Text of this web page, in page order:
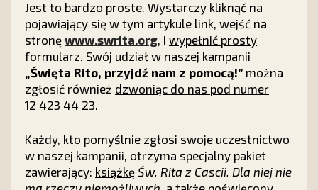
Jest to bardzo proste. Wystarczy kliknąć na
pojawiający się w tym artykule link, wejść na
stronę www.swrita.org , i wypełnić prosty
formularz . Swój udział w naszej kampanii
„Święta Rito, przyjdź nam z pomocą!” można
zgłosić również dzwoniąc do nas pod numer
12 423 44 23
Każdy, kto pomyślnie zgłosi swoje uczestnictwo
w naszej kampanii, otrzyma specjalny pakiet
zawierający: książkę Św. Rita z Cascii. Dla niej nie